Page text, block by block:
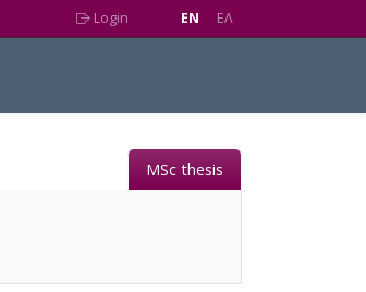
Login EN EΛ
MSc thesis